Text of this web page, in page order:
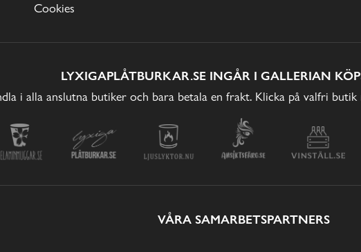
Cookies
LYXIGAPLÅTBURKAR.SE INGÅR I GALLERIAN
i alla anslutna butiker och bara betala en frakt. Klicka på valfri
VÅRA SAMARBETSPARTNERS